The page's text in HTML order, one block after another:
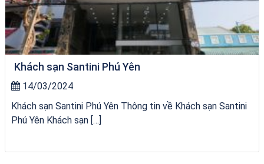
Khách sạn Santini Phú Yên
14/03/2024
Khách sạn Santini Phú Yên Thông tin về Khách sạn Santini
Phú Yên Khách sạn […]